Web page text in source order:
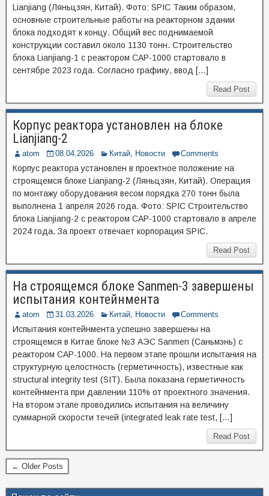
Lianjiang (Ляньцзян, Китай). Фото: SPIC Таким образом,
основные строительные работы на реакторном здании
блока подходят к концу. Общий вес поднимаемой
конструкции составил около 1130 тонн. Строительство
блока Lianjiang-1 с реактором CAP-1000 стартовало в
сентябре 2023 года. Согласно графику, ввод […]
Read Post
Корпус реактора установлен на блоке
Lianjiang-2
atom 08.04.2026 Китай, Новости Comments
Корпус реактора установлен в проектное положение на
строящемся блоке Lianjiang-2 (Ляньцзян, Китай). Операция
по монтажу оборудования весом порядка 270 тонн была
выполнена 1 апреля 2026 года. Фото: SPIC Строительство
блока Lianjiang-2 с реактором CAP-1000 стартовало в апреле
2024 года. За проект отвечает корпорация SPIC.
Read Post
На строящемся блоке Sanmen-3 завершены
испытания контейнмента
atom 31.03.2026 Китай, Новости Comments
Испытания контейнмента успешно завершены на
строящемся в Китае блоке №3 АЭС Sanmen (Саньмэнь) с
реактором CAP-1000. На первом этапе прошли испытания на
структурную целостность (герметичность), известные как
structural integrity test (SIT). Была показана герметичность
контейнмента при давлении 110% от проектного значения.
На втором этапе проводились испытания на величину
суммарной скорости течей (integrated leak rate test, […]
Read Post
← Older Posts